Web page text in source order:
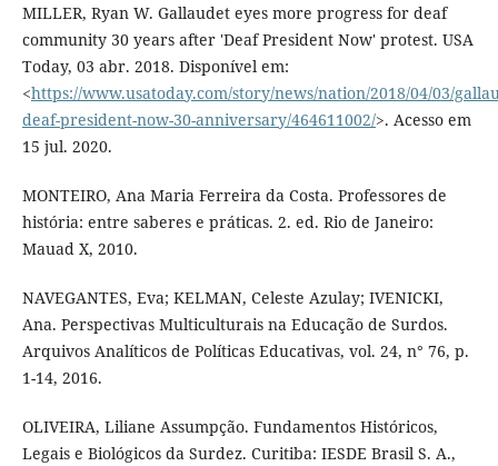
MILLER, Ryan W. Gallaudet eyes more progress for deaf
community 30 years after 'Deaf President Now' protest. USA
Today, 03 abr. 2018. Disponível em:
<https://www.usatoday.com/story/news/nation/2018/04/03/
deaf-president-now-30-anniversary/464611002/>. Acesso em
15 jul. 2020.
MONTEIRO, Ana Maria Ferreira da Costa. Professores de
história: entre saberes e práticas. 2. ed. Rio de Janeiro:
Mauad X, 2010.
NAVEGANTES, Eva; KELMAN, Celeste Azulay; IVENICKI,
Ana. Perspectivas Multiculturais na Educação de Surdos.
Arquivos Analíticos de Políticas Educativas, vol. 24, n° 76, p.
1-14, 2016.
OLIVEIRA, Liliane Assumpção. Fundamentos Históricos,
Legais e Biológicos da Surdez. Curitiba: IESDE Brasil S. A.,